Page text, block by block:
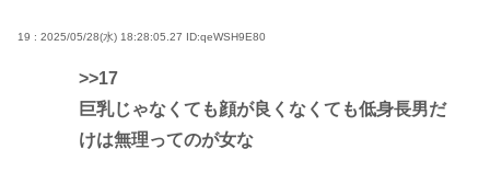
19 : 2025/05/28(水) 18:28:05.27 ID:qeWSH9E80
>>17
巨乳じゃなくても顔が良くなくても低身長男だ
けは無理ってのが女な